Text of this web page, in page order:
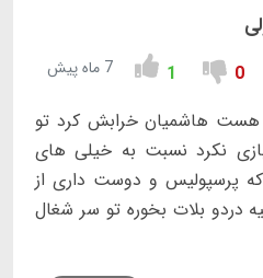
0
1 7 ماه پیش
هست هاشمیان خرابش کرد تو
نکرد نسبت به خیلی های
پرسپولیس و دوست داری از
دردو بلات بخوره تو سر شغال